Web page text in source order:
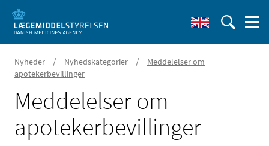
Nyheder / Nyhedskategorier /
Meddelelser om
apotekerbevillinger
Meddelelser om
apotekerbevillinger